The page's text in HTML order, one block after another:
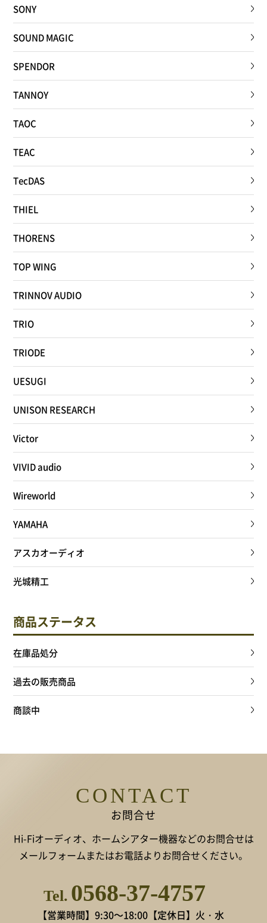
SONY
SOUND MAGIC
SPENDOR
TANNOY
TAOC
TEAC
TecDAS
THIEL
THORENS
TOP WING
TRINNOV AUDIO
TRIO
TRIODE
UESUGI
UNISON RESEARCH
Victor
VIVID audio
Wireworld
YAMAHA
アスカオーディオ
光城精工
商品ステータス
在庫品処分
過去の販売商品
商談中
CONTACT
お問合せ
Hi-Fiオーディオ、ホームシアター機器などのお問合せは
メールフォームまたはお電話よりお問合せください。
Tel. 0568-37-4757
【営業時間】9:30～18:00【定休日】火・水